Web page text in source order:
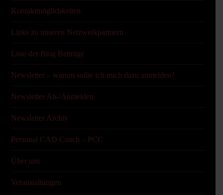
Kontaktmöglichkeiten
Links zu unseren Netzwerkpartnern
Liste der Blog Beiträge
Newsletter – warum sollte ich mich dazu anmelden?
Newsletter Ab-/Anmelden
Newsletter Archiv
Personal CAD Coach – PCC
Über uns
Veranstaltungen